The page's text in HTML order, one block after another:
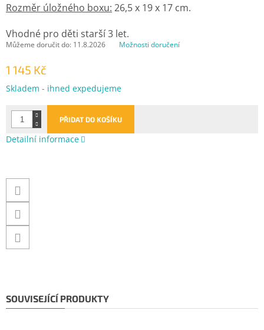
1 145 Kč
Měrná
Skladem - ihned expedujeme
Můžeme doručit do: 11.8.2026 Možnosti doručení
PŘIDAT DO KOŠÍKU
Rozměr úložného boxu: 26,5 x 19 x 17 cm.
Vhodné pro děti starší 3 let.
Detailní informace
SOUVISEJÍCÍ PRODUKTY